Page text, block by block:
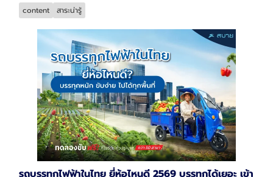
content สาระน่ารู้
รถบรรทุกไฟฟ้าในไทย ยี่ห้อไหนดี 2569 บรรทุกได้เยอะ เข้า